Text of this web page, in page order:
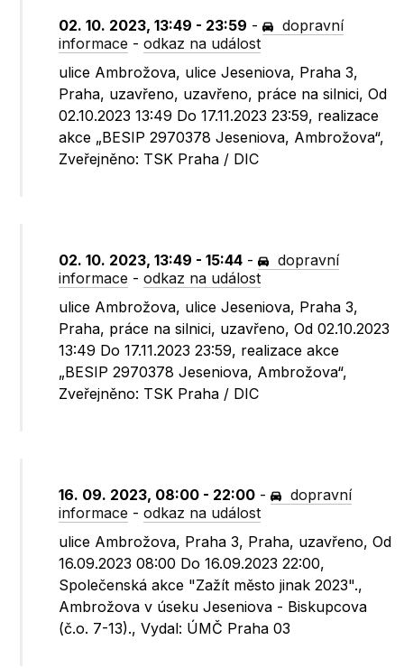
02. 10. 2023, 13:49 - 23:59 -
dopravní
informace -odkaz na událost
ulice Ambrožova, ulice Jeseniova, Praha 3,
Praha, uzavřeno, uzavřeno, práce na silnici, Od
02.10.2023 13:49 Do 17.11.2023 23:59, realizace
akce „BESIP 2970378 Jeseniova, Ambrožova“,
Zveřejněno: TSK Praha / DIC
02. 10. 2023, 13:49 - 15:44 -
dopravní
informace -odkaz na událost
ulice Ambrožova, ulice Jeseniova, Praha 3,
Praha, práce na silnici, uzavřeno, Od 02.10.2023
13:49 Do 17.11.2023 23:59, realizace akce
„BESIP 2970378 Jeseniova, Ambrožova“,
Zveřejněno: TSK Praha / DIC
16. 09. 2023, 08:00 - 22:00 -
dopravní
informace -odkaz na událost
ulice Ambrožova, Praha 3, Praha, uzavřeno, Od
16.09.2023 08:00 Do 16.09.2023 22:00,
Společenská akce "Zažít město jinak 2023".,
Ambrožova v úseku Jeseniova - Biskupcova
(č.o. 7-13)., Vydal: ÚMČ Praha 03